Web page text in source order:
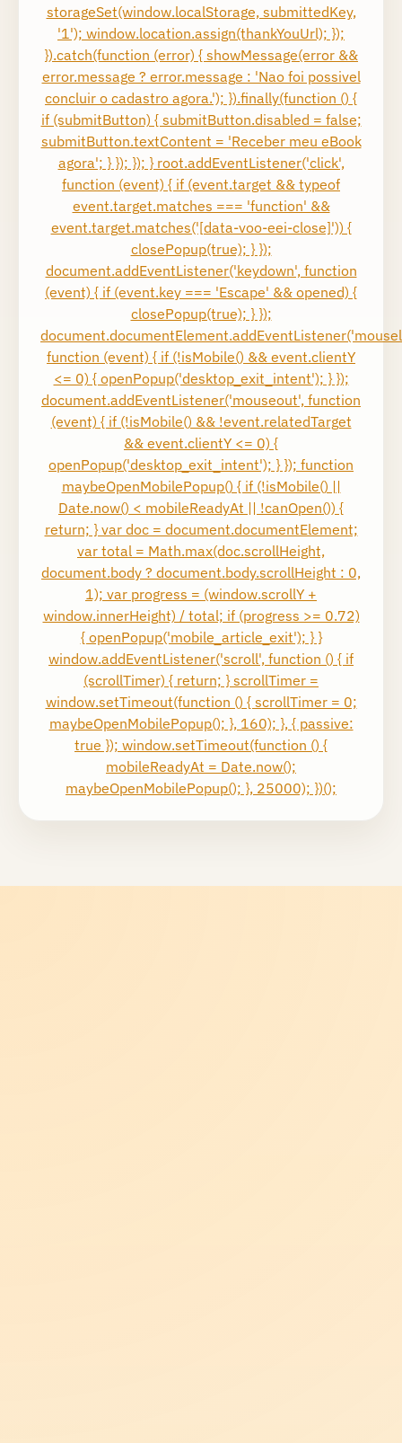
storageSet(window.localStorage, submittedKey,
'1'); window.location.assign(thankYouUrl); });
}).catch(function (error) { showMessage(error &&
error.message ? error.message : 'Nao foi possivel
concluir o cadastro agora.'); }).finally(function () {
if (submitButton) { submitButton.disabled = false;
submitButton.textContent = 'Receber meu eBook
agora'; } }); }); } root.addEventListener('click',
function (event) { if (event.target && typeof
event.target.matches === 'function' &&
event.target.matches('[data-voo-eei-close]')) {
closePopup(true); } });
document.addEventListener('keydown', function
(event) { if (event.key === 'Escape' && opened) {
closePopup(true); } });
function (event) { if (!isMobile() && event.clientY
<= 0) { openPopup('desktop_exit_intent'); } });
document.addEventListener('mouseout', function
(event) { if (!isMobile() && !event.relatedTarget
&& event.clientY <= 0) {
openPopup('desktop_exit_intent'); } }); function
maybeOpenMobilePopup() { if (!isMobile() ||
Date.now() < mobileReadyAt || !canOpen()) {
return; } var doc = document.documentElement;
var total = Math.max(doc.scrollHeight,
document.body ? document.body.scrollHeight : 0,
1); var progress = (window.scrollY +
window.innerHeight) / total; if (progress >= 0.72)
{ openPopup('mobile_article_exit'); } }
window.addEventListener('scroll', function () { if
(scrollTimer) { return; } scrollTimer =
window.setTimeout(function () { scrollTimer = 0;
maybeOpenMobilePopup(); }, 160); }, { passive:
true }); window.setTimeout(function () {
mobileReadyAt = Date.now();
maybeOpenMobilePopup(); }, 25000); })();